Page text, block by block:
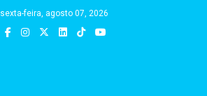
sexta-feira, agosto 07, 2026